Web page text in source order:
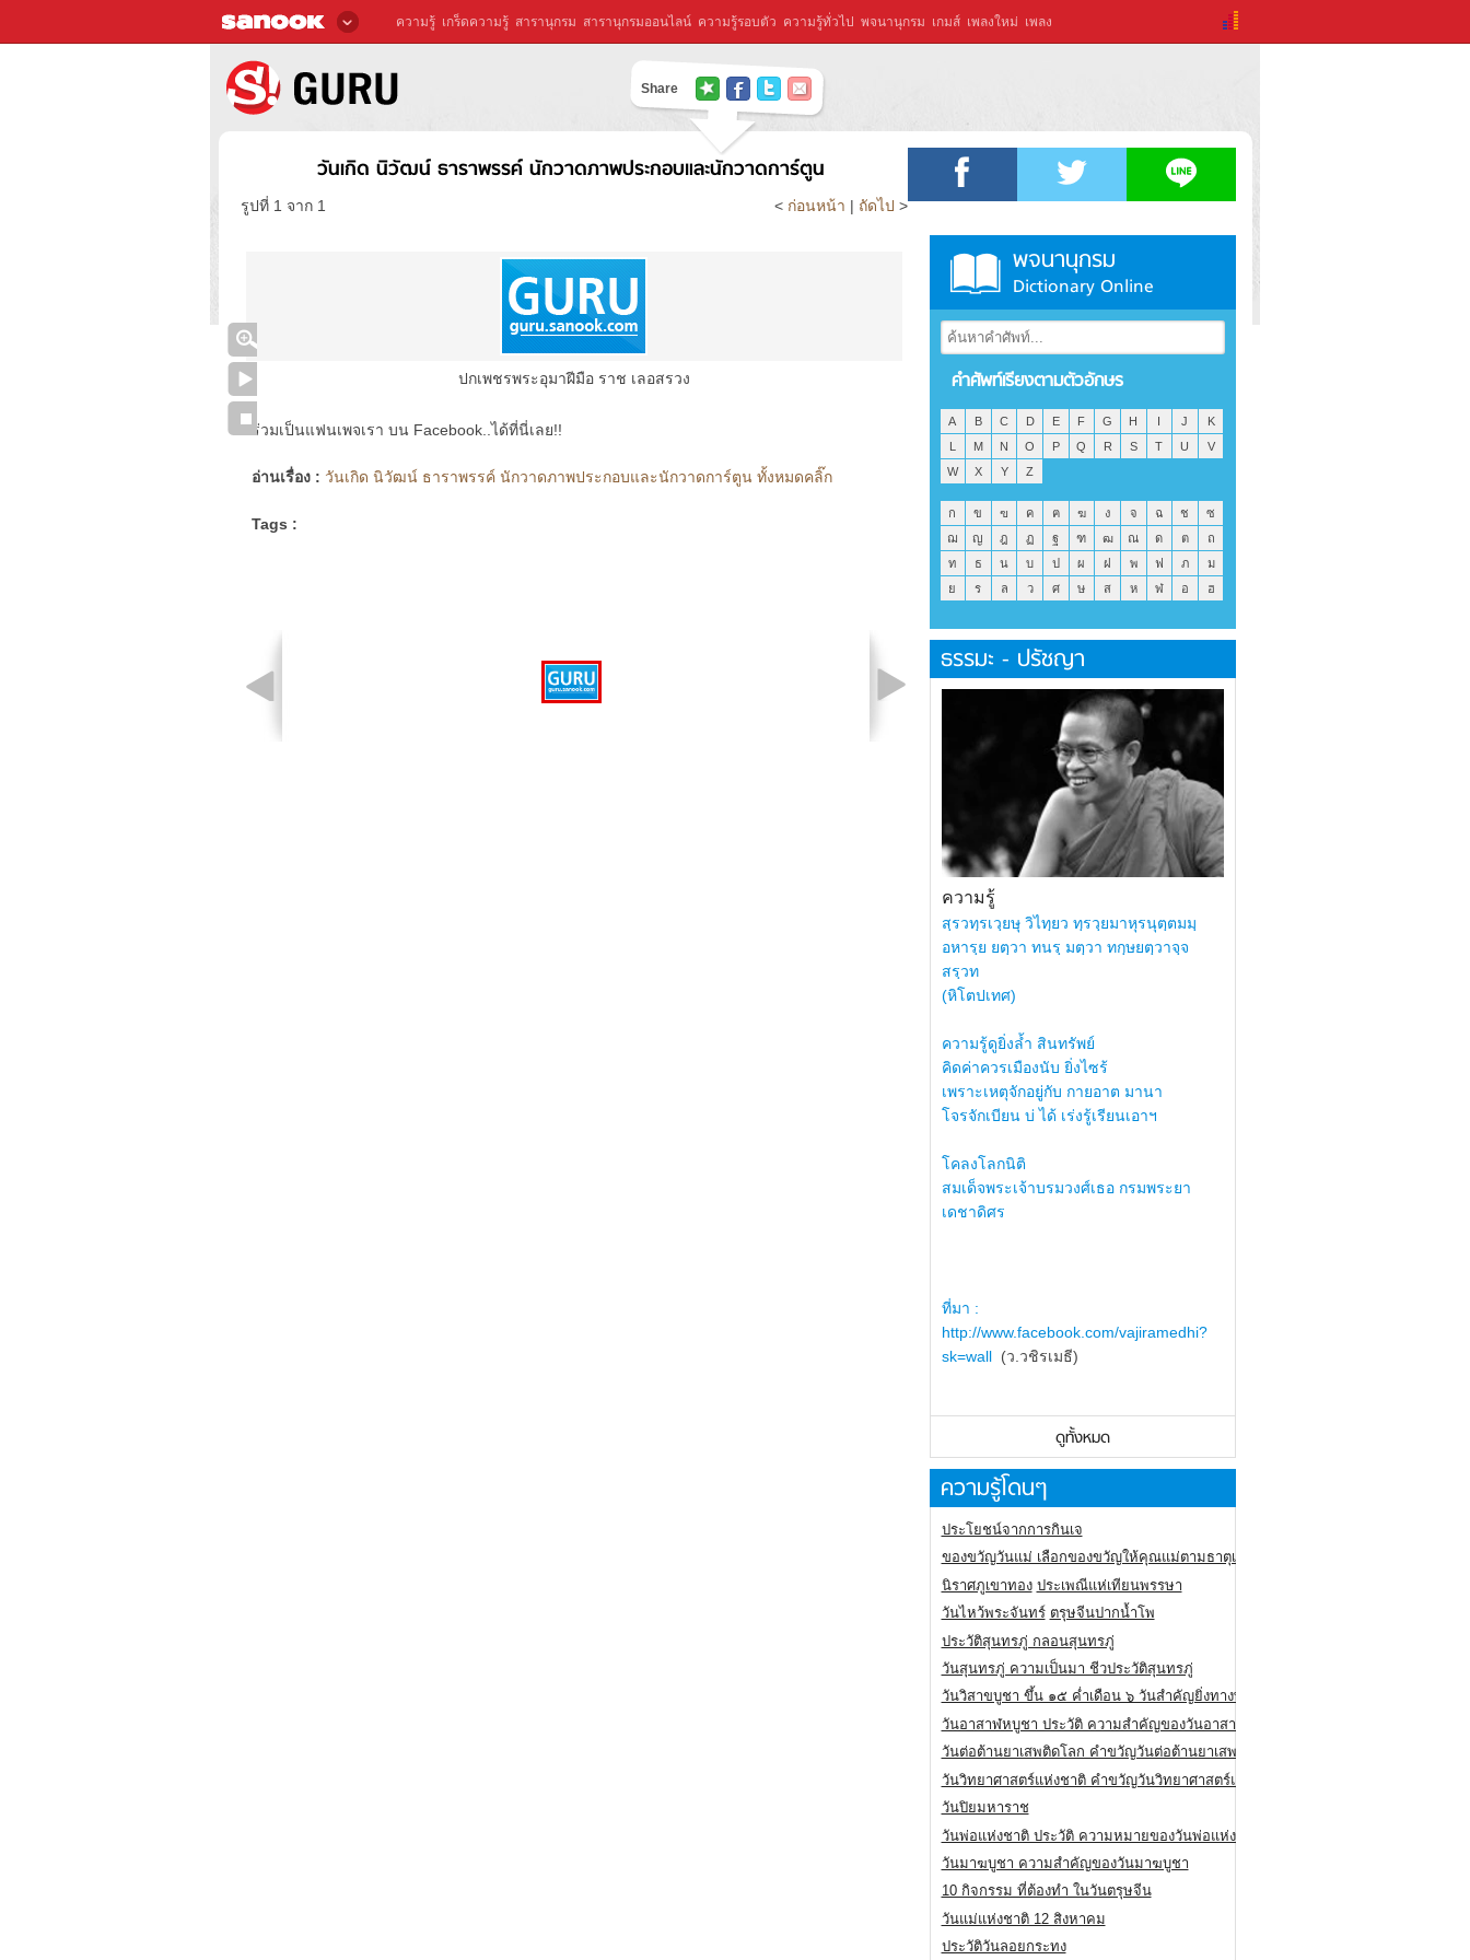
ความรู้ เกร็ดความรู้ สารานุกรม สารานุกรมออนไลน์ ความรู้รอบตัว ความรู้ทั่วไป พจนานุกรม เกมส์ เพลงใหม่ เพลง
Share
วันเกิด นิวัฒน์ ธาราพรรค์ นักวาดภาพประกอบและนักวาดการ์ตูน
รูปที่ 1 จาก 1 < ก่อนหน้า | ถัดไป >
ปกเพชรพระอุมาฝีมือ ราช เลอสรวง
ร่วมเป็นแฟนเพจเรา บน Facebook..ได้ที่นี่เลย!!
อ่านเรื่อง : วันเกิด นิวัฒน์ ธาราพรรค์ นักวาดภาพประกอบและนักวาดการ์ตูน ทั้งหมดคลิ๊ก
Tags :
พจนานุกรม
Dictionary Online
คำศัพท์เรียงตามตัวอักษร
A B C D E F G H I J
K
L
M N O P Q R S T U
V
W
X Y Z
ก ข ฃ ค ฅ ฆ ง จ ฉ ช
ซ
ฌ
ญ ฎ ฏ ฐ ฑ ฒ ณ ด ต
ถ
ท
ธ น บ ป ผ ฝ พ ฟ ภ
ม
ย
ร ล ว ศ ษ ส ห ฬ อ ฮ
ธรรมะ - ปรัชญา
ความรู้
สฺรวทฺรเวฺยษุ วิไทฺยว ทฺรวฺยมาหุรนุตฺตมมฺ
อหารฺย ยตฺวา ทนรฺ มตฺวา ทกฺษยตฺวาจฺจ
สรฺวท
(หิโตปเทศ)
ความรู้ดูยิ่งล้ำ สินทรัพย์
คิดค่าควรเมืองนับ ยิ่งไซร้
เพราะเหตุจักอยู่กับ กายอาต มานา
โจรจักเบียน บ่ ได้ เร่งรู้เรียนเอาฯ
โคลงโลกนิติ
สมเด็จพระเจ้าบรมวงศ์เธอ กรมพระยา
เดชาดิศร
ที่มา :
http://www.facebook.com/vajiramedhi?
sk=wall(ว.วชิรเมธี)
ดูทั้งหมด
ความรู้โดนๆ
ประโยชน์จากการกินเจ
ของขวัญวันแม่ เลือกของขวัญให้คุณแม่ตามธาตุเกิด
นิราศภูเขาทอง ประเพณีแห่เทียนพรรษา
วันไหว้พระจันทร์ ตรุษจีนปากน้ำโพ
ประวัติสุนทรภู่ กลอนสุนทรภู่
วันสุนทรภู่ ความเป็นมา ชีวประวัติสุนทรภู่
วันวิสาขบูชา ขึ้น ๑๕ ค่ำเดือน ๖ วันสำคัญยิ่งทางพระพุทธศาสนา
วันอาสาฬหบูชา ประวัติ ความสําคัญของวันอาสาฬหบูชา
วันต่อต้านยาเสพติดโลก คำขวัญวันต่อต้านยาเสพติดสากล
วันวิทยาศาสตร์แห่งชาติ คำขวัญวันวิทยาศาสตร์แห่งชาติ
วันปิยมหาราช
วันพ่อแห่งชาติ ประวัติ ความหมายของวันพ่อแห่งชาติ
วันมาฆบูชา ความสำคัญของวันมาฆบูชา
10 กิจกรรม ที่ต้องทำ ในวันตรุษจีน
วันแม่แห่งชาติ 12 สิงหาคม
ประวัติวันลอยกระทง